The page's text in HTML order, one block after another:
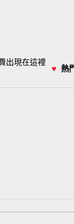
♥ 熱
出現在這裡